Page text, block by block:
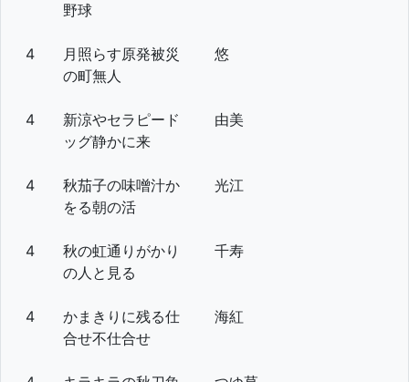
野球
4
月照らす原発被災
の町無人
悠
4
新涼やセラピード
ッグ静かに来
由美
4
秋茄子の味噌汁か
をる朝の活
光江
4
秋の虹通りがかり
の人と見る
千寿
4
かまきりに残る仕
合せ不仕合せ
海紅